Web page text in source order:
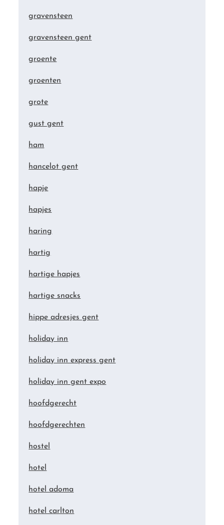
gravensteen
gravensteen gent
groente
groenten
grote
gust gent
ham
hancelot gent
hapje
hapjes
haring
hartig
hartige hapjes
hartige snacks
hippe adresjes gent
holiday inn
holiday inn express gent
holiday inn gent expo
hoofdgerecht
hoofdgerechten
hostel
hotel
hotel adoma
hotel carlton